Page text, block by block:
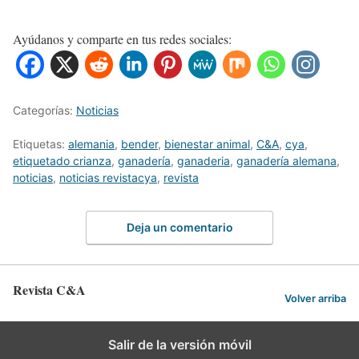
Ayúdanos y comparte en tus redes sociales:
Categorías: Noticias
Etiquetas: alemania, bender, bienestar animal, C&A, cya,
etiquetado crianza, ganadería, ganaderia, ganadería alemana,
noticias, noticias revistacya, revista
Deja un comentario
Revista C&A Volver arriba
Salir de la versión móvil